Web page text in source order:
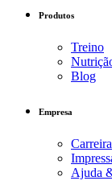
Produtos
Treino
Blog
Empresa
Carreira
Ajuda